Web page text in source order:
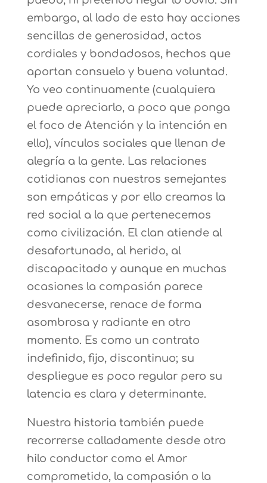
embargo, al lado de esto hay acciones
sencillas de generosidad, actos
cordiales y bondadosos, hechos que
aportan consuelo y buena voluntad.
Yo veo continuamente (cualquiera
puede apreciarlo, a poco que ponga
el foco de Atención y la intención en
ello), vínculos sociales que llenan de
alegría a la gente. Las relaciones
cotidianas con nuestros semejantes
son empáticas y por ello creamos la
red social a la que pertenecemos
como civilización. El clan atiende al
desafortunado, al herido, al
discapacitado y aunque en muchas
ocasiones la compasión parece
desvanecerse, renace de forma
asombrosa y radiante en otro
momento. Es como un contrato
indefinido, fijo, discontinuo; su
despliegue es poco regular pero su
latencia es clara y determinante.
Nuestra historia también puede
recorrerse calladamente desde otro
hilo conductor como el Amor
comprometido, la compasión o la